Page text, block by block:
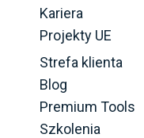
Kariera
Projekty UE
Strefa klienta
Blog
Premium Tools
Szkolenia